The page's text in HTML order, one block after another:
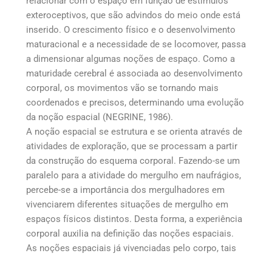
exteroceptivos, que são advindos do meio onde está
inserido. O crescimento físico e o desenvolvimento
maturacional e a necessidade de se locomover, passa
a dimensionar algumas noções de espaço. Como a
maturidade cerebral é associada ao desenvolvimento
corporal, os movimentos vão se tornando mais
coordenados e precisos, determinando uma evolução
da noção espacial (NEGRINE, 1986).
A noção espacial se estrutura e se orienta através de
atividades de exploração, que se processam a partir
da construção do esquema corporal. Fazendo-se um
paralelo para a atividade do mergulho em naufrágios,
percebe-se a importância dos mergulhadores em
vivenciarem diferentes situações de mergulho em
espaços físicos distintos. Desta forma, a experiência
corporal auxilia na definição das noções espaciais.
As noções espaciais já vivenciadas pelo corpo, tais